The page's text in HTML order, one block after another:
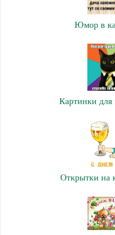
Юмор в
Картинки для
Открытки на